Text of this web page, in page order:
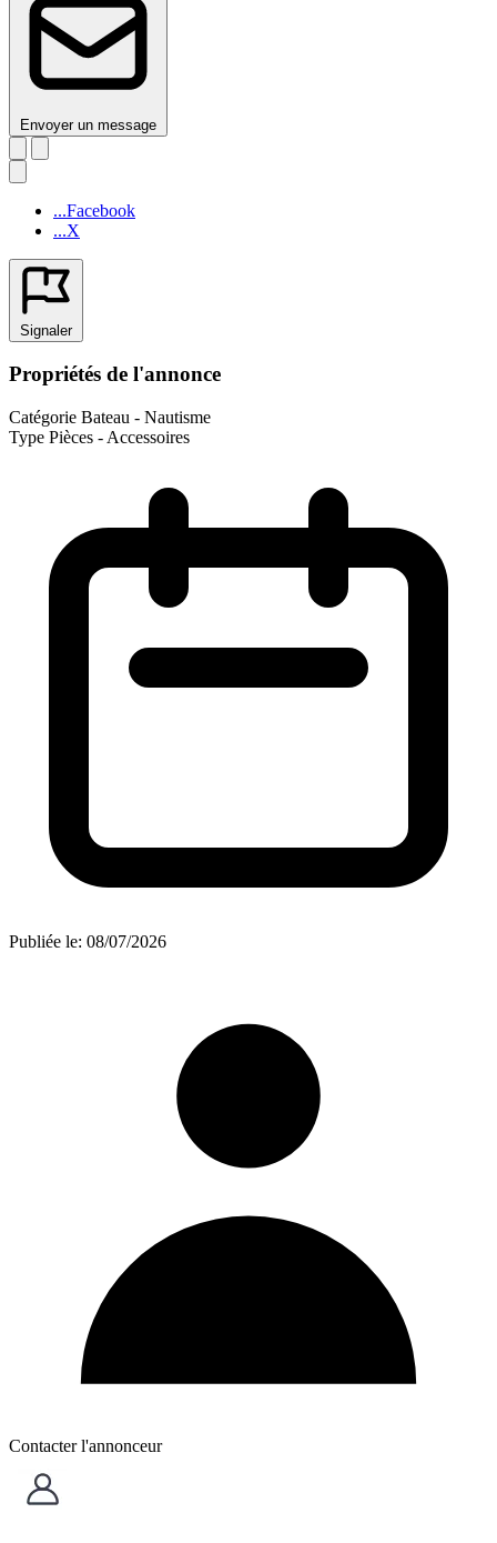
Envoyer un message
...Facebook
...X
Signaler
Propriétés de l'annonce
Catégorie Bateau - Nautisme
Type Pièces - Accessoires
Publiée le: 08/07/2026
Contacter l'annonceur